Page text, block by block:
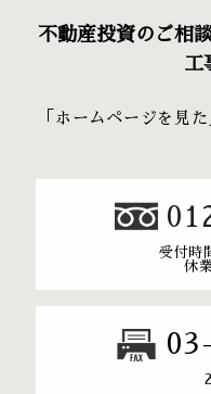
不動産投資のご相
工
「ホームページを見
受付時
休